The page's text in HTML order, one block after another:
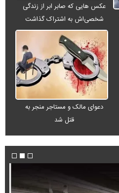
عکس هایی که صابر ابر از زندگی
شخصی‌اش به اشتراک گذاشت
دعوای مالک و مستاجر منجر به
قتل شد